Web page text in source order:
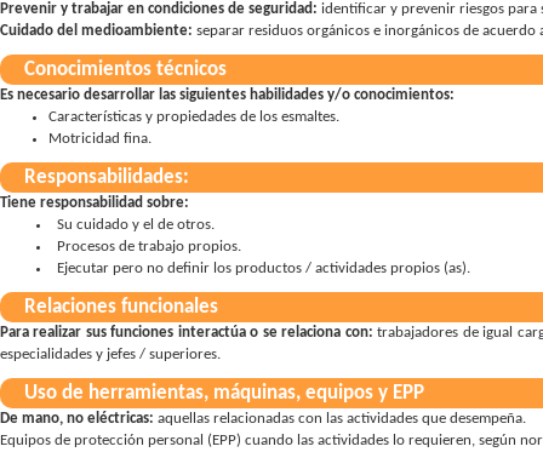
Prevenir y trabajar en condiciones de seguridad: identificar y prevenir riesgos para
Cuidado del medioambiente: separar residuos orgánicos e inorgánicos de
Conocimientos técnicos
Es necesario desarrollar las siguientes habilidades y/o conocimientos:
Características y propiedades de los esmaltes.
Motricidad fina.
Responsabilidades:
Tiene responsabilidad sobre:
Su cuidado y el de otros
Procesos de trabajo propios
Ejecutar pero no definir los productos / actividades propios (as)
Relaciones funcionales
Para realizar sus funciones interactúa o se relaciona con:trabajadores de igual
especialidades y jefes / superiores.
Uso de herramientas, máquinas, equipos y EPP
De mano, no eléctricas: aquellas relacionadas con las actividades que desempeña
Equipos de protección personal (EPP) cuando las actividades lo requieren, según